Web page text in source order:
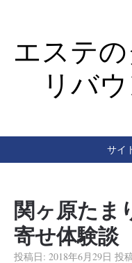
エステ
リバ
サイ
関ヶ原たま
寄せ体験談
投稿日: 2018年6月29日 投